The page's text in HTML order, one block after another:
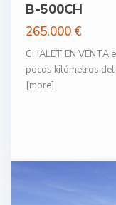
B-500CH
265.000 €
CHALET EN VENTA
pocos kilómetros
[more]